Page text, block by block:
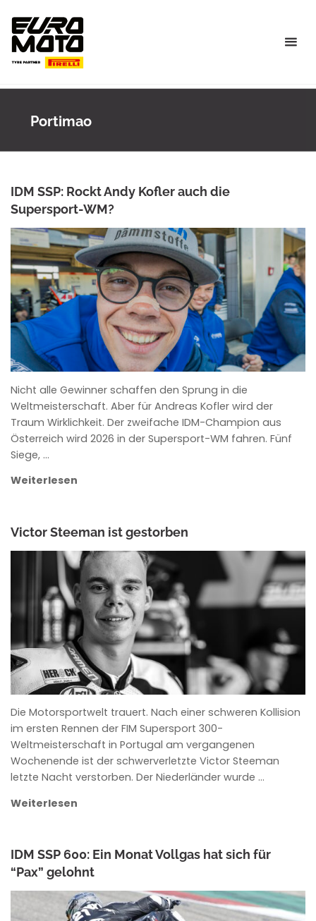
content
Portimao
IDM SSP: Rockt Andy Kofler auch die
Supersport-WM?
ANKE WIECZOREK
Nicht alle Gewinner schaffen den Sprung in die
Weltmeisterschaft. Aber für Andreas Kofler wird der
Traum Wirklichkeit. Der zweifache IDM-Champion aus
Österreich wird 2026 in der Supersport-WM fahren. Fünf
Siege, …
Weiterlesen
Victor Steeman ist gestorben
ANKE WIECZOREK
Die Motorsportwelt trauert. Nach einer schweren Kollision
im ersten Rennen der FIM Supersport 300-
Weltmeisterschaft in Portugal am vergangenen
Wochenende ist der schwerverletzte Victor Steeman
letzte Nacht verstorben. Der Niederländer wurde …
Weiterlesen
IDM SSP 600: Ein Monat Vollgas hat sich für
“Pax” gelohnt
ANKE WIECZOREK